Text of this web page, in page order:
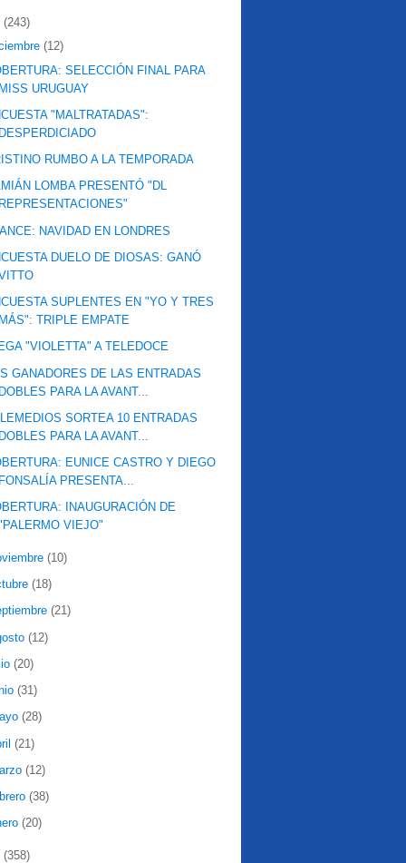
(243)
(12)
SELECCIÓN FINAL PARA
URUGUAY
"MALTRATADAS":
RUMBO A LA TEMPORADA
LOMBA PRESENTÓ "DL
NAVIDAD EN LONDRES
DUELO DE DIOSAS: GANÓ
SUPLENTES EN "YO Y TRES
TRIPLE EMPATE
"VIOLETTA" A TELEDOCE
GANADORES DE LAS ENTRADAS
PARA LA AVANT...
SORTEA 10 ENTRADAS
PARA LA AVANT...
EUNICE CASTRO Y DIEGO
PRESENTA...
INAUGURACIÓN DE
VIEJO"
(10)
(18)
(21)
(12)
(20)
(31)
(28)
(21)
(12)
(38)
(20)
(358)